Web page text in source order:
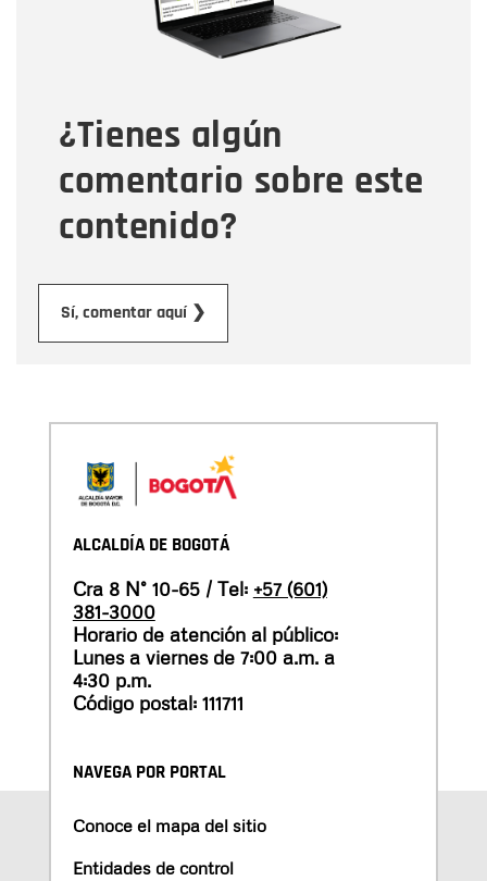
¿Tienes algún
comentario sobre este
contenido?
Sí, comentar aquí ❯
Tipo de comentario
Mensaje
ALCALDÍA DE BOGOTÁ
Cra 8 N° 10-65 / Tel: +57 (601)
381-3000
Horario de atención al público:
Lunes a viernes de 7:00 a.m. a
4:30 p.m.
Código postal: 111711
NAVEGA POR PORTAL
Conoce el mapa del sitio
Entidades de control